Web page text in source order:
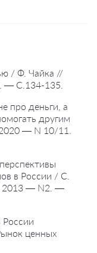
/ Ф. Чайка //
С.134-135.
про деньги, а
другим
— N 10/11.
в России / С.
2013 — N2. —
России
ценных